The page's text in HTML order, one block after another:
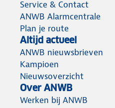
Service & Contact
ANWB Alarmcentrale
Plan je route
Altijd actueel
ANWB nieuwsbrieven
Kampioen
Nieuwsoverzicht
Over ANWB
Werken bij ANWB